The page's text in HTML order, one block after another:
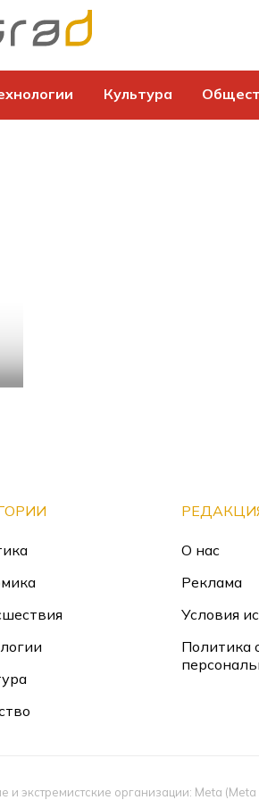
Культура
О нас
Реклама
Условия
Политика
экстремистские организации: Meta